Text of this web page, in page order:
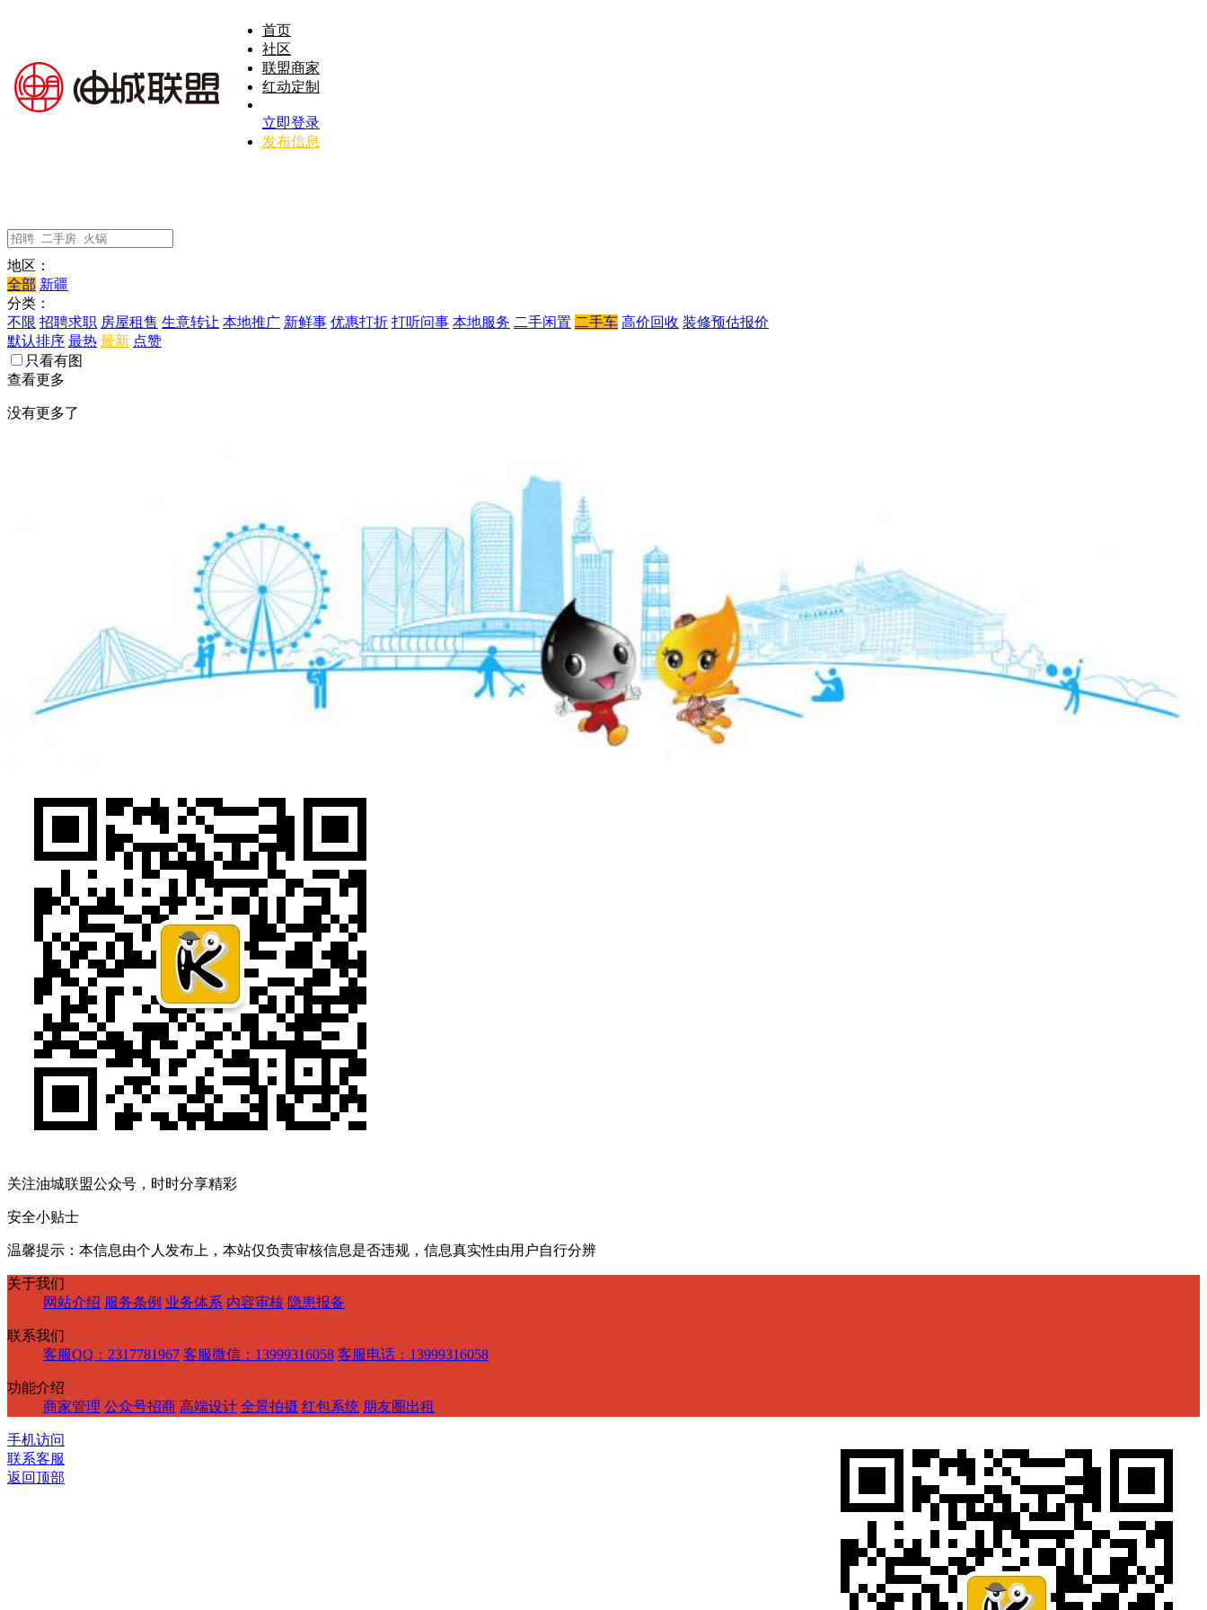
首页
社区
联盟商家
红动定制
立即登录
发布信息
地区：
全部 新疆
分类：
不限 招聘求职 房屋租售 生意转让 本地推广 新鲜事 优惠打折 打听问事 本地服务 二手闲置 二手车 高价回收 装修预估报价
默认排序 最热 最新 点赞
只看有图
查看更多
没有更多了
关注油城联盟公众号，时时分享精彩
安全小贴士
温馨提示：本信息由个人发布上，本站仅负责审核信息是否违规，信息真实性由用户自行分辨
关于我们
网站介绍 服务条例 业务体系 内容审核 隐患报备
联系我们
客服QQ：2317781967 客服微信：13999316058 客服电话：13999316058
功能介绍
商家管理 公众号招商 高端设计 全景拍摄 红包系统 朋友圈出租
手机访问
联系客服
返回顶部